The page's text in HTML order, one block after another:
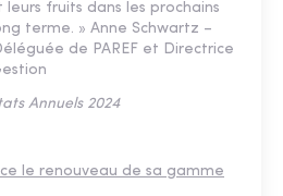
fruits dans les prochains
terme. » Anne Schwartz –
de PAREF et Directrice
Annuels 2024
le renouveau de sa gamme